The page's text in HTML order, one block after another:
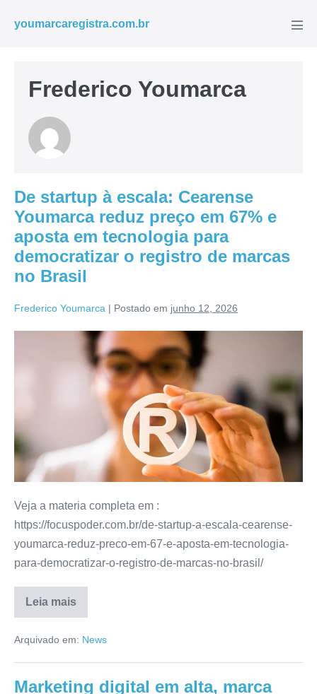
youmarcaregistra.com.br
Frederico Youmarca
De startup à escala: Cearense
Youmarca reduz preço em 67% e
aposta em tecnologia para
democratizar o registro de marcas
no Brasil
Frederico Youmarca | Postado em junho 12, 2026
Veja a materia completa em :
https://focuspoder.com.br/de-startup-a-escala-cearense-
youmarca-reduz-preco-em-67-e-aposta-em-tecnologia-
para-democratizar-o-registro-de-marcas-no-brasil/
Leia mais
Arquivado em: News
Marketing digital em alta, marca